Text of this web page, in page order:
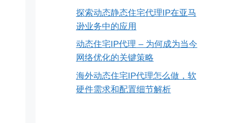
探索动态静态住宅代理IP在亚马
逊业务中的应用
动态住宅IP代理 – 为何成为当今
网络优化的关键策略
海外动态住宅IP代理怎么做，软
硬件需求和配置细节解析